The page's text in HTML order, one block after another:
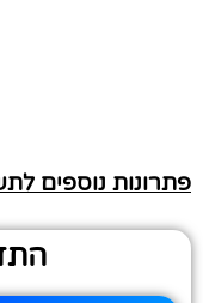
פתרונות נוספים